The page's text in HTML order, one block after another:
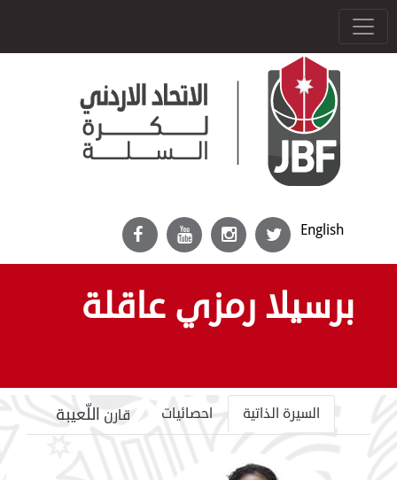
English
برسيلا رمزي عاقلة
السيرة الذاتية احصائيات قارن اللّعيبة